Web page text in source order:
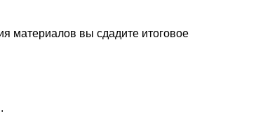
материалов вы сдадите итоговое